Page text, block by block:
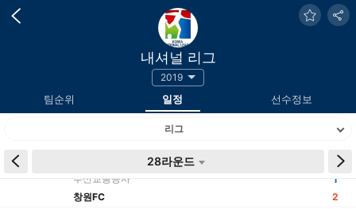
내셔널 리그
2019
팀순위 일정 선수정보
리그
28라운드 결과
부산교통공사
창원FC
1
2